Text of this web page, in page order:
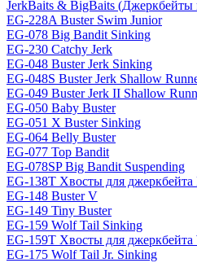
JerkBaits & BigBaits (Джеркбейты
EG-228A Buster Swim Junior
EG-078 Big Bandit Sinking
EG-230 Catchy Jerk
EG-048 Buster Jerk Sinking
EG-048S Buster Jerk Shallow
EG-049 Buster Jerk II Shallow
EG-050 Baby Buster
EG-051 X Buster Sinking
EG-064 Belly Buster
EG-077 Top Bandit
EG-078SP Big Bandit Suspending
EG-138T Хвосты для джеркбейта
EG-148 Buster V
EG-149 Tiny Buster
EG-159 Wolf Tail Sinking
EG-159T Хвосты для джеркбейта
EG-175 Wolf Tail Jr. Sinking